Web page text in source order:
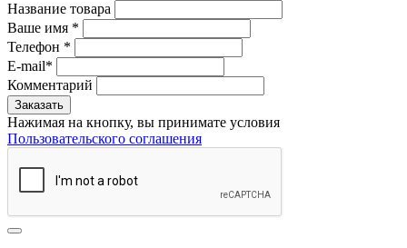
Название товара
Ваше имя *
Телефон *
E-mail*
Комментарий
Нажимая на кнопку, вы принимате условия
Пользовательского соглашения